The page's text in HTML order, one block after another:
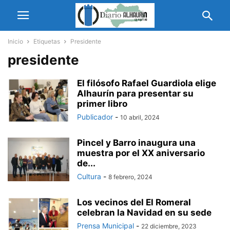
Inicio Etiquetas Presidente
presidente
El filósofo Rafael Guardiola elige
Alhaurín para presentar su
primer libro
Publicador - 10 abril, 2024
Pincel y Barro inaugura una
muestra por el XX aniversario
de...
Cultura - 8 febrero, 2024
Los vecinos del El Romeral
celebran la Navidad en su sede
Prensa Municipal - 22 diciembre, 2023